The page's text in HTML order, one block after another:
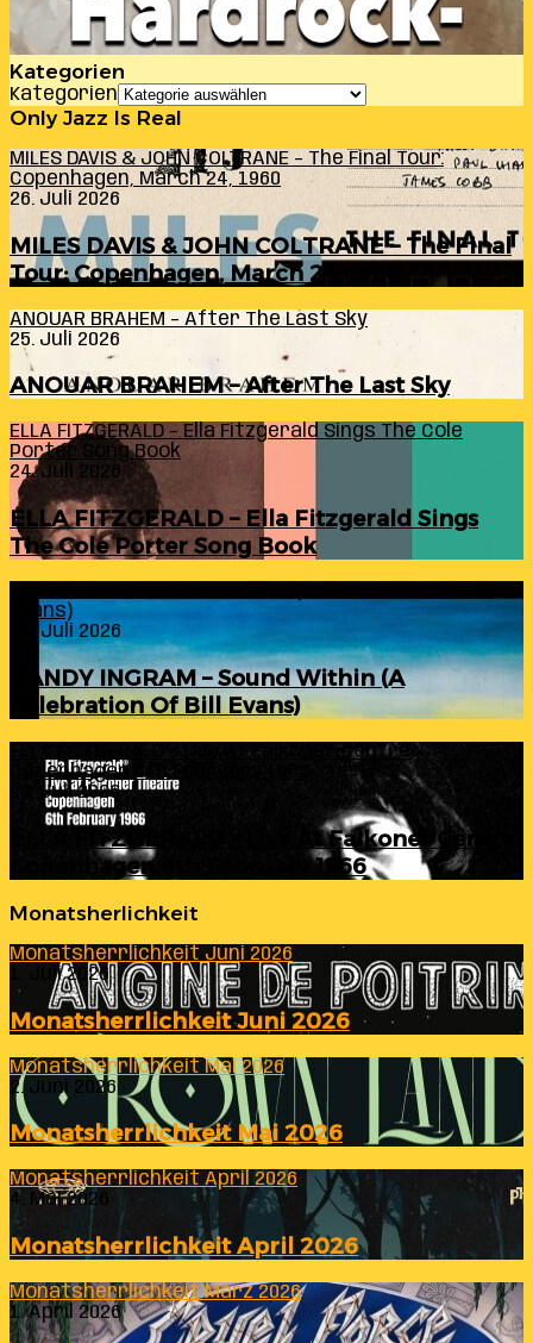
Kategorien
Kategorien
Only Jazz Is Real
MILES DAVIS & JOHN COLTRANE – The Final Tour:
Copenhagen, March 24, 1960
26. Juli 2026
MILES DAVIS & JOHN COLTRANE – The Final
Tour: Copenhagen, March 24, 1960
ANOUAR BRAHEM – After The Last Sky
25. Juli 2026
ANOUAR BRAHEM – After The Last Sky
ELLA FITZGERALD – Ella Fitzgerald Sings The Cole
Porter Song Book
24. Juli 2026
ELLA FITZGERALD – Ella Fitzgerald Sings
The Cole Porter Song Book
RANDY INGRAM – Sound Within (A Celebration Of Bill
Evans)
24. Juli 2026
RANDY INGRAM – Sound Within (A
Celebration Of Bill Evans)
ELLA FITZGERALD – Live At Falkoner Centre
Copenhagen 6th February 1966
23. Juli 2026
ELLA FITZGERALD – Live At Falkoner Centre
Copenhagen 6th February 1966
Monatsherlichkeit
Monatsherrlichkeit Juni 2026
1. Juli 2026
Monatsherrlichkeit Juni 2026
Monatsherrlichkeit Mai 2026
2. Juni 2026
Monatsherrlichkeit Mai 2026
Monatsherrlichkeit April 2026
4. Mai 2026
Monatsherrlichkeit April 2026
Monatsherrlichkeit März 2026
1. April 2026